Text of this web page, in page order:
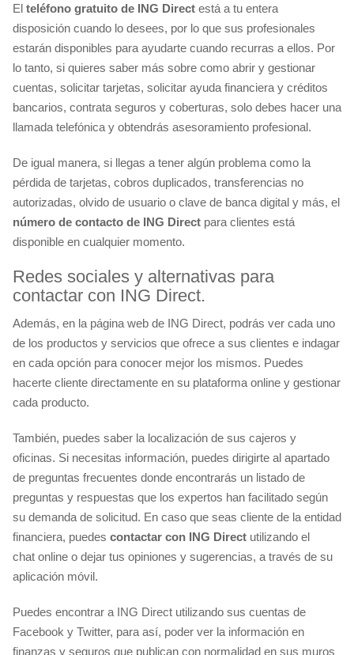
El teléfono gratuito de ING Direct está a tu entera
disposición cuando lo desees, por lo que sus profesionales
estarán disponibles para ayudarte cuando recurras a ellos. Por
lo tanto, si quieres saber más sobre como abrir y gestionar
cuentas, solicitar tarjetas, solicitar ayuda financiera y créditos
bancarios, contrata seguros y coberturas, solo debes hacer una
llamada telefónica y obtendrás asesoramiento profesional.
De igual manera, si llegas a tener algún problema como la
pérdida de tarjetas, cobros duplicados, transferencias no
autorizadas, olvido de usuario o clave de banca digital y más, el
número de contacto de ING Direct para clientes está
disponible en cualquier momento.
Redes sociales y alternativas para
contactar con ING Direct.
Además, en la página web de ING Direct, podrás ver cada uno
de los productos y servicios que ofrece a sus clientes e indagar
en cada opción para conocer mejor los mismos. Puedes
hacerte cliente directamente en su plataforma online y gestionar
cada producto.
También, puedes saber la localización de sus cajeros y
oficinas. Si necesitas información, puedes dirigirte al apartado
de preguntas frecuentes donde encontrarás un listado de
preguntas y respuestas que los expertos han facilitado según
su demanda de solicitud. En caso que seas cliente de la entidad
financiera, puedes contactar con ING Direct utilizando el
chat online o dejar tus opiniones y sugerencias, a través de su
aplicación móvil.
Puedes encontrar a ING Direct utilizando sus cuentas de
Facebook y Twitter, para así, poder ver la información en
finanzas y seguros que publican con normalidad en sus muros